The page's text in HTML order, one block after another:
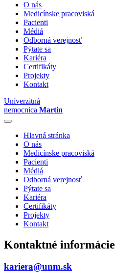
O nás
Medicínske pracoviská
Pacienti
Médiá
Odborná verejnosť
Pýtate sa
Kariéra
Certifikáty
Projekty
Kontakt
Univerzitná
nemocnica Martin
Hlavná stránka
O nás
Medicínske pracoviská
Pacienti
Médiá
Odborná verejnosť
Pýtate sa
Kariéra
Certifikáty
Projekty
Kontakt
Kontaktné informácie
kariera@unm.sk